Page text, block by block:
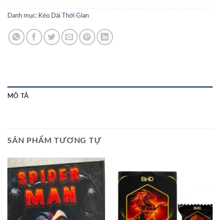
Danh mục: Kéo Dài Thời Gian
MÔ TẢ
SẢN PHẨM TƯƠNG TỰ